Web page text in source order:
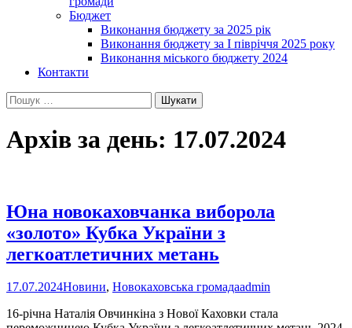
Бюджет
Виконання бюджету за 2025 рік
Виконання бюджету за І півріччя 2025 року
Виконання міського бюджету 2024
Контакти
Пошук:
Архів за день: 17.07.2024
Юна новокаховчанка виборола
«золото» Кубка України з
легкоатлетичних метань
17.07.2024Новини, Новокаховська громадаadmin
16-річна Наталія Овчинкіна з Нової Каховки стала